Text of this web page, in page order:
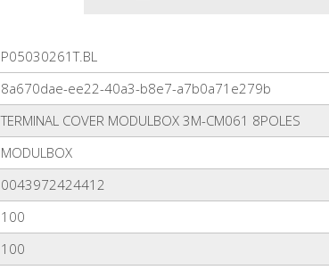
P05030261T.BL
8a670dae-ee22-40a3-b8e7-a7b0a71e279b
TERMINAL COVER MODULBOX 3M-CM061 8POLES
MODULBOX
0043972424412
100
100